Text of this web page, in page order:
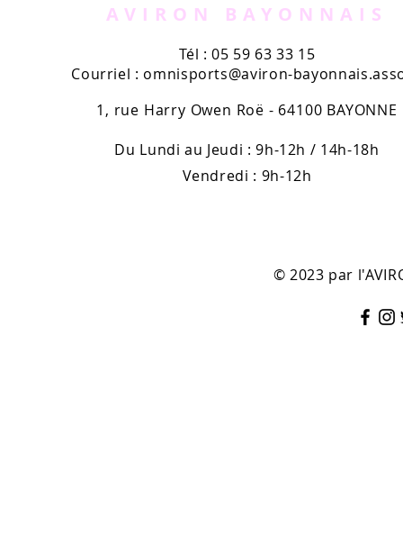
AVIRON BAYONNAIS
Tél : 05 59 63 33 15
Courriel : omnisports@aviron-
1, rue Harry Owen Roë - 64100 BAYONNE
Du Lundi au Jeudi : 9h-12h / 14h-18h
Vendredi : 9h-12h
© 2023 par